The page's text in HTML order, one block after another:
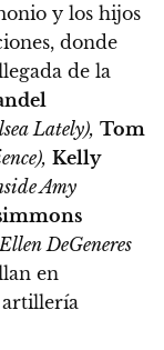
y los hijos
donde
de la
Lately), Tom
Kelly
Amy
DeGeneres
en
artillería